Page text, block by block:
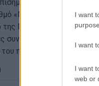
I want
I want
I want
web or
επίσκεψής της
«Mike FM 105,1», ο
της Περιφέρειας Ιονίων
συνεργασίας στους
πολιτισμού.